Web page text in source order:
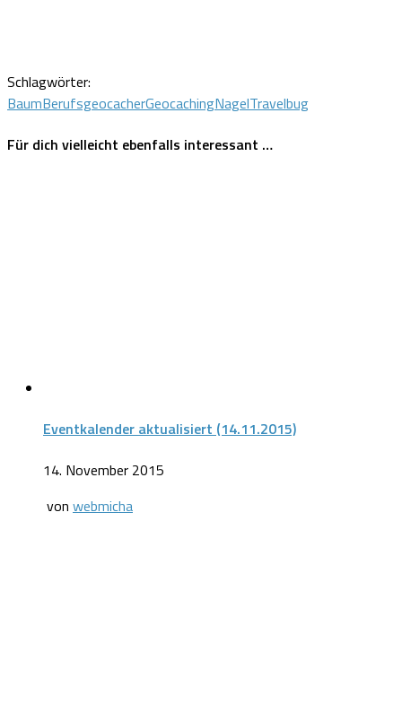
Schlagwörter:
BaumBerufsgeocacherGeocachingNagelTravelbug
Für dich vielleicht ebenfalls interessant …
Eventkalender aktualisiert (14.11.2015)
14. November 2015
von webmicha